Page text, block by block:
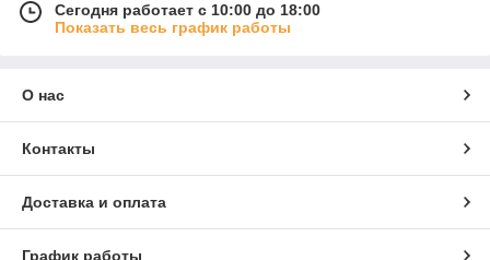
Сегодня работает с 10:00 до 18:00
Показать весь график работы
О нас
Контакты
Доставка и оплата
График работы